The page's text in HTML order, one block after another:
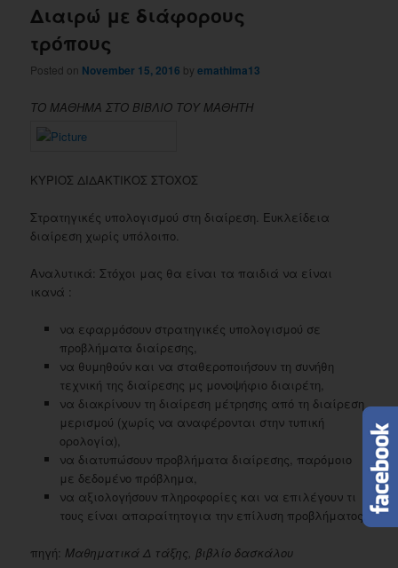
Διαιρώ με διάφορους
τρόπους
Posted on November 15, 2016 byemathima13
ΤΟ ΜΑΘΗΜΑ ΣΤΟ ΒΙΒΛΙΟ ΤΟΥ ΜΑΘΗΤΗ
ΚΥΡΙΟΣ ΔΙΔΑΚΤΙΚΟΣ ΣΤΟΧΟΣ
Στρατηγικές υπολογισμού στη διαίρεση. Ευκλείδεια
διαίρεση χωρίς υπόλοιπο.
Αναλυτικά: Στόχοι μας θα είναι τα παιδιά να είναι
ικανά :
να εφαρμόσουν στρατηγικές υπολογισμού σε
προβλήματα διαίρεσης,
να θυμηθούν και να σταθεροποιήσουν τη συνήθη
τεχνική της διαίρεσης μς μονοψήφιο διαιρέτη,
να διακρίνουν τη διαίρεση μέτρησης από τη διαίρεση
μερισμού (χωρίς να αναφέρονται στην τυπική
ορολογία),
να διατυπώσουν προβλήματα διαίρεσης, παρόμοιο
με δεδομένο πρόβλημα,
να αξιολογήσουν πληροφορίες και να επιλέγουν τι
τους είναι απαραίτητογια την επίλυση προβλήματος.
πηγή:Μαθηματικά Δ τάξης, βιβλίο δασκάλου